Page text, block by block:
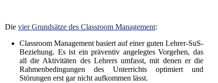
Die vier Grundsätze des Classroom Management:
Classroom Management basiert auf einer guten Lehrer-SuS-
Beziehung. Es ist ein präventiv angelegtes Vorgehen, das
all die Aktivitäten des Lehrers umfasst, mit denen er die
Rahmenbedingungen des Unterrichts optimiert und
Störungen erst gar nicht aufkommen lässt.